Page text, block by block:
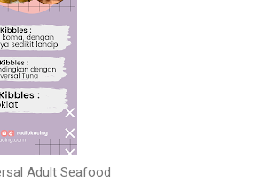
Adult Seafood